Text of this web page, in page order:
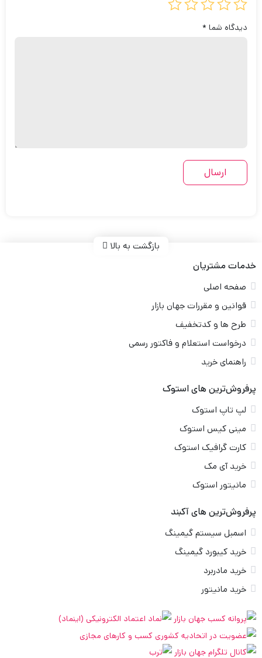
دیدگاه شما *
بازگشت به بالا
خدمات مشتریان
صفحه اصلی
قوانین و مقررات جهان بازار
طرح ها و کدتخفیف
درخواست استعلام و فاکتور رسمی
راهنمای خرید
پرفروش‌ترین های استوک
لپ تاپ استوک
مینی کیس استوک
کارت گرافیک استوک
خرید آی مک
مانیتور استوک
پرفروش‌ترین های آکبند
اسمبل سیستم گیمینگ
خرید کیبورد گیمینگ
خرید مادربرد
خرید مانیتور